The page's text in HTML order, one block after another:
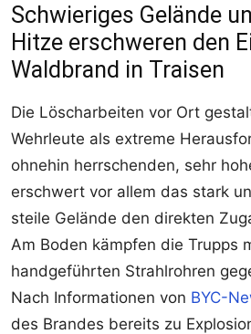
Schwieriges Gelände
Hitze erschweren den
Waldbrand in Traisen
Die Löscharbeiten vor Ort
Wehrleute als extreme
ohnehin herrschenden, sehr
erschwert vor allem das stark
steile Gelände den direkten
Am Boden kämpfen die Trupps
handgeführten Strahlrohren
Nach Informationen von BYC-
des Brandes bereits zu